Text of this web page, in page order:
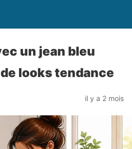
un jean bleu
looks tendance
il y a 2 mois